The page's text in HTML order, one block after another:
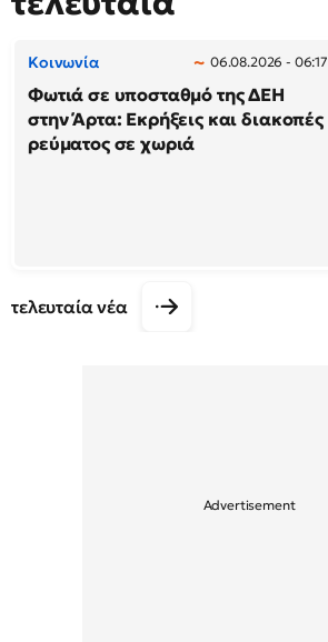
Κοινωνία 06.08.2026 - 06:17
Φωτιά σε υποσταθμό της ΔΕΗ
στην Άρτα: Εκρήξεις και διακοπές
ρεύματος σε χωριά
τελευταία νέα